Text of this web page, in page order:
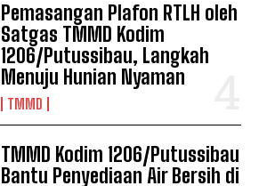
Pemasangan Plafon RTLH oleh
Satgas TMMD Kodim
1206/Putussibau, Langkah
Menuju Hunian Nyaman
TMMD
TMMD Kodim 1206/Putussibau
Bantu Penyediaan Air Bersih di